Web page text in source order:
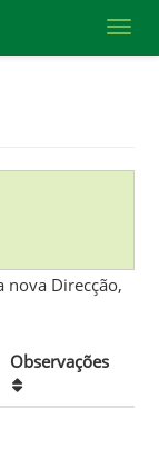
nova Direcção,
Observações